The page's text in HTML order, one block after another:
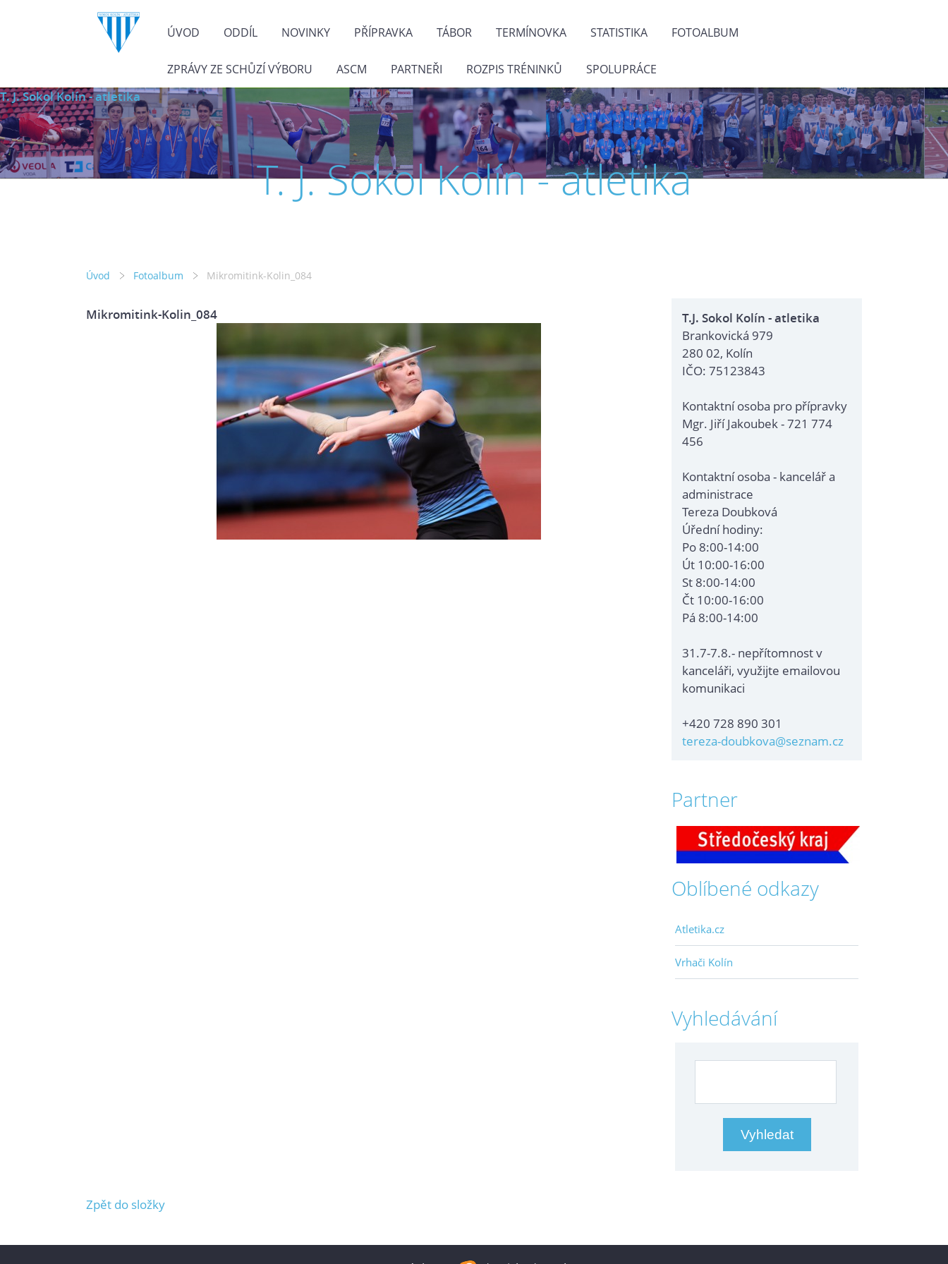
ÚVOD ODDÍL NOVINKY PŘÍPRAVKA TÁBOR TERMÍNOVKA STATISTIKA FOTOALBUM
ZPRÁVY ZE SCHŮZÍ VÝBORU ASCM PARTNEŘI ROZPIS TRÉNINKŮ SPOLUPRÁCE
T. J. Sokol Kolín - atletika
T. J. Sokol Kolín - atletika
Úvod Fotoalbum Mikromitink-Kolin_084
T.J. Sokol Kolín - atletika
Brankovická 979
280 02, Kolín
IČO: 75123843
Kontaktní osoba pro přípravky
Mgr. Jiří Jakoubek - 721 774
456
Kontaktní osoba - kancelář a
administrace
Tereza Doubková
Úřední hodiny:
Po 8:00-14:00
Út 10:00-16:00
St 8:00-14:00
Čt 10:00-16:00
Pá 8:00-14:00
31.7-7.8.- nepřítomnost v
kanceláři, využijte emailovou
komunikaci
+420 728 890 301
tereza-doubkova@seznam.cz
Partner
Oblíbené odkazy
Atletika.cz
Vrhači Kolín
Vyhledávání
Mikromitink-Kolin_084
Zpět do složky